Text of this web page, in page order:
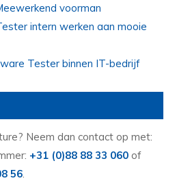
voorman
intern werken aan mooie
Tester binnen IT-bedrijf
Neem dan contact op met:
+31 (0)88 88 33 060 of
56.